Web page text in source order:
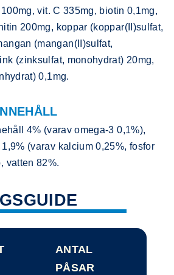
vit. C 335mg, biotin 0,1mg,
200mg, koppar (koppar(II)sulfat,
(mangan(II)sulfat,
(zinksulfat, monohydrat) 20mg,
0,1mg.
4% (varav omega-3 0,1%),
(varav kalcium 0,25%, fosfor
vatten 82%.
ANTAL
PÅSAR